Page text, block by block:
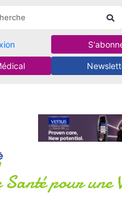
Santé pour une